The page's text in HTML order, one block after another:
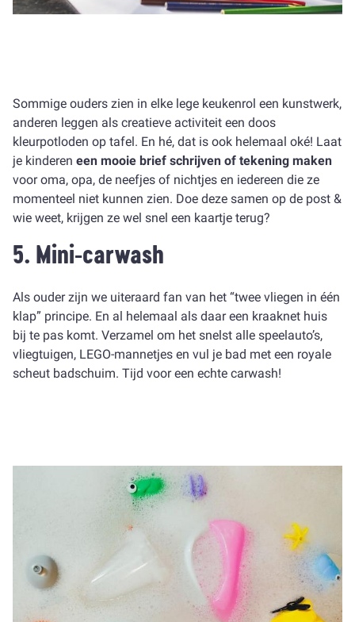
Sommige ouders zien in elke lege keukenrol een kunstwerk,
anderen leggen als creatieve activiteit een doos
kleurpotloden op tafel. En hé, dat is ook helemaal oké! Laat
je kinderen een mooie brief schrijven of tekening maken
voor oma, opa, de neefjes of nichtjes en iedereen die ze
momenteel niet kunnen zien. Doe deze samen op de post &
wie weet, krijgen ze wel snel een kaartje terug?
5. Mini-carwash
Als ouder zijn we uiteraard fan van het “twee vliegen in één
klap” principe. En al helemaal als daar een kraaknet huis
bij te pas komt. Verzamel om het snelst alle speelauto’s,
vliegtuigen, LEGO-mannetjes en vul je bad met een royale
scheut badschuim. Tijd voor een echte carwash!